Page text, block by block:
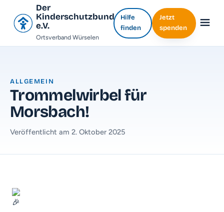
Der
Kinderschutzbund
e.V.
Ortsverband Würselen
Hilfe
finden
Jetzt
spenden
ALLGEMEIN
Trommelwirbel für
Morsbach!
Veröffentlicht am 2. Oktober 2025